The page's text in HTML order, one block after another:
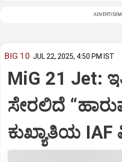
BIG 10 JUL 22, 2025, 4:50 PM IST
MiG 21 Jet:
ಸೇರಲಿದೆ
ಕುಖ್ಯಾತಿಯ